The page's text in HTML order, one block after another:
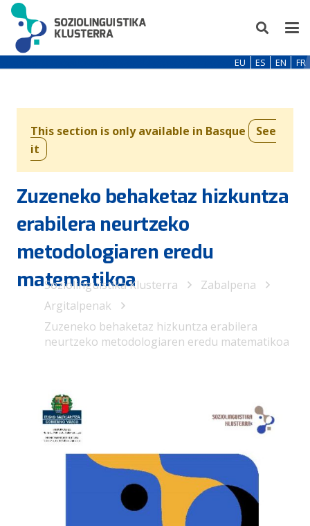
EU ES EN FR
This section is only available in Basque
See
it
Zuzeneko behaketaz hizkuntza
erabilera neurtzeko
metodologiaren eredu
matematikoa
Soziolinguistika Klusterra
Zabalpena
Argitalpenak
Zuzeneko behaketaz hizkuntza erabilera
neurtzeko metodologiaren eredu matematikoa